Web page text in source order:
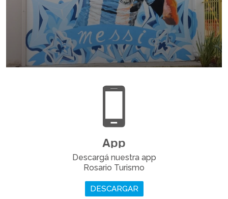
Rosario es la Capital del Helado Artesanal y te invitamos
a disfrutar los sabores imperdibles rosarinos.
LEER MÁS
En tu paso por la ciudad conocé los lugares que
marcaron la vida del crack rosarino, campeón del mundo.
App
Descargá nuestra app
Rosario Turismo
DESCARGAR